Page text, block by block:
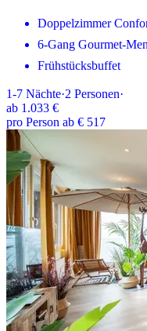
Doppelzimmer
6-Gang Gourmet-
Frühstücksbuffet
1-7 Nächte·2 Personen·
ab 1.033 €
pro Person ab € 517